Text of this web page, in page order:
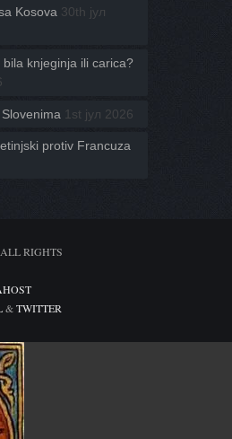
Kosova 30th јул
bila knjeginja ili carica?
1st јул 2026
protiv Francuza
RIGHTS
&TWITTER